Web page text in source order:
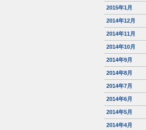
2015年1月
2014年12月
2014年11月
2014年10月
2014年9月
2014年8月
2014年7月
2014年6月
2014年5月
2014年4月